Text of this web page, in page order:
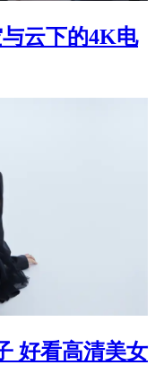
云下的4K电
好看高清美女